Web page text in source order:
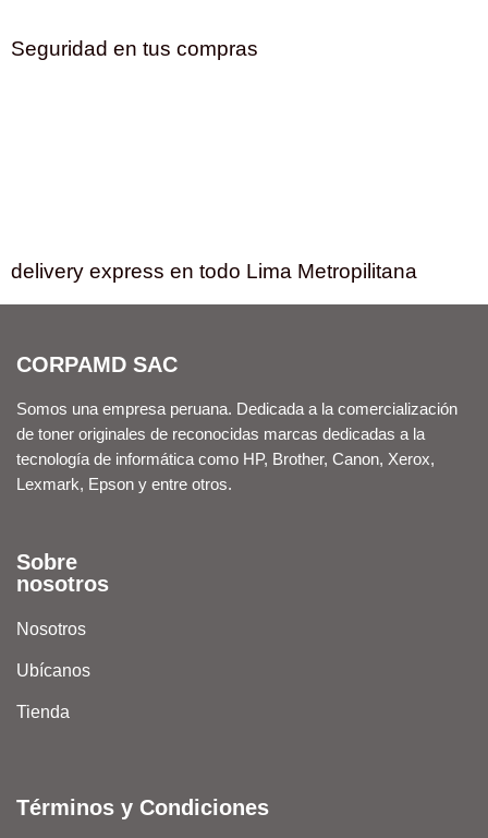
Seguridad en tus compras
delivery express en todo Lima Metropilitana
CORPAMD SAC
Somos una empresa peruana. Dedicada a la comercialización
de toner originales de reconocidas marcas dedicadas a la
tecnología de informática como HP, Brother, Canon, Xerox,
Lexmark, Epson y entre otros.
Sobre
nosotros
Nosotros
Ubícanos
Tienda
Términos y Condiciones